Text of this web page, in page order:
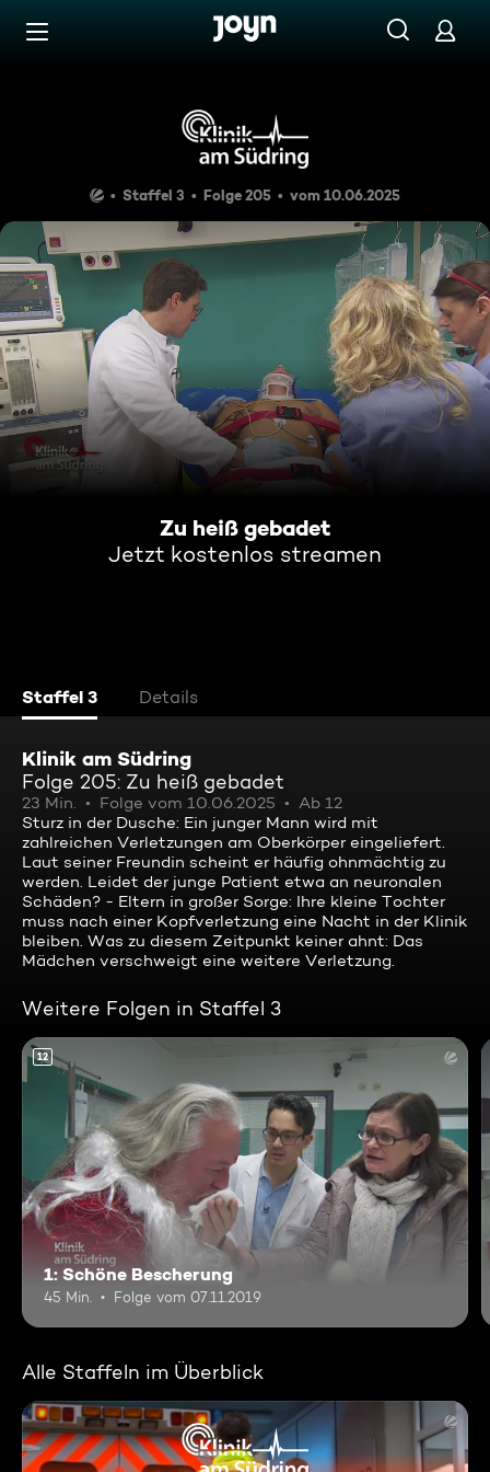
Zum Inhalt springen
Zu heiß gebadet
Staffel 3 Folge 205 vom 10.06.2025
Zu heiß gebadet
Jetzt kostenlos streamen
Staffel 3 Details
Klinik am Südring
Folge 205: Zu heiß gebadet
23 Min. Folge vom 10.06.2025
Ab 12
Sturz in der Dusche: Ein junger Mann wird mit
zahlreichen Verletzungen am Oberkörper eingeliefert.
Laut seiner Freundin scheint er häufig ohnmächtig zu
werden. Leidet der junge Patient etwa an neuronalen
Schäden? - Eltern in großer Sorge: Ihre kleine Tochter
muss nach einer Kopfverletzung eine Nacht in der Klinik
bleiben. Was zu diesem Zeitpunkt keiner ahnt: Das
Mädchen verschweigt eine weitere Verletzung.
Weitere Folgen in Staffel 3
12
1: Schöne Bescherung
45 Min. Folge vom 07.11.2019
Alle Staffeln im Überblick